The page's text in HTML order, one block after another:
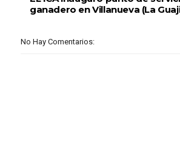
ganadero en Villanueva (La
No Hay Comentarios: